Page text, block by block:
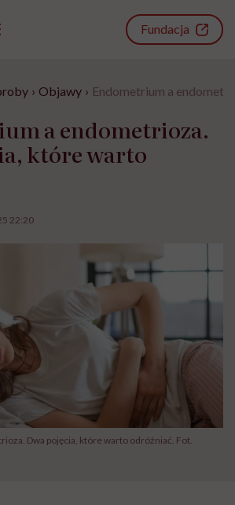
Fundacja
› Objawy › Endometrium a
a endometrioza.
które warto
22:20
Dwa pojęcia, które warto odróżniać. Fot.